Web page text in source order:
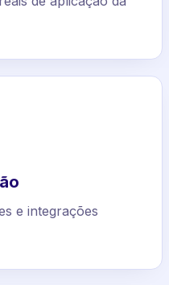
e integrações